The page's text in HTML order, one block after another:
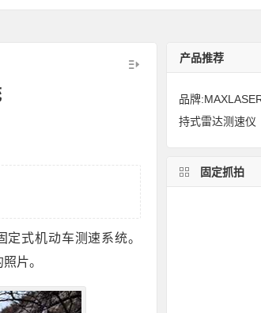
式机动车测速系统。
片。
产品推荐
品牌
持式雷达测速仪
固定抓拍